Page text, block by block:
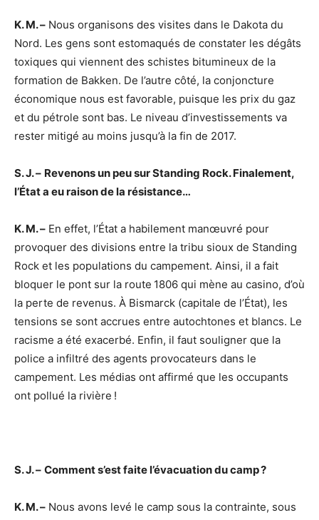
K. M. – Nous organisons des visites dans le Dakota du
Nord. Les gens sont estomaqués de constater les dégâts
toxiques qui viennent des schistes bitumineux de la
formation de Bakken. De l’autre côté, la conjoncture
économique nous est favorable, puisque les prix du gaz
et du pétrole sont bas. Le niveau d’investissements va
rester mitigé au moins jusqu’à la fin de 2017.
S. J. – Revenons un peu sur Standing Rock. Finalement,
l’État a eu raison de la résistance…
K. M. – En effet, l’État a habilement manœuvré pour
provoquer des divisions entre la tribu sioux de Standing
Rock et les populations du campement. Ainsi, il a fait
bloquer le pont sur la route 1806 qui mène au casino, d’où
la perte de revenus. À Bismarck (capitale de l’État), les
tensions se sont accrues entre autochtones et blancs. Le
racisme a été exacerbé. Enfin, il faut souligner que la
police a infiltré des agents provocateurs dans le
campement. Les médias ont affirmé que les occupants
ont pollué la rivière !
S. J. – Comment s’est faite l’évacuation du camp ?
K. M. – Nous avons levé le camp sous la contrainte, sous